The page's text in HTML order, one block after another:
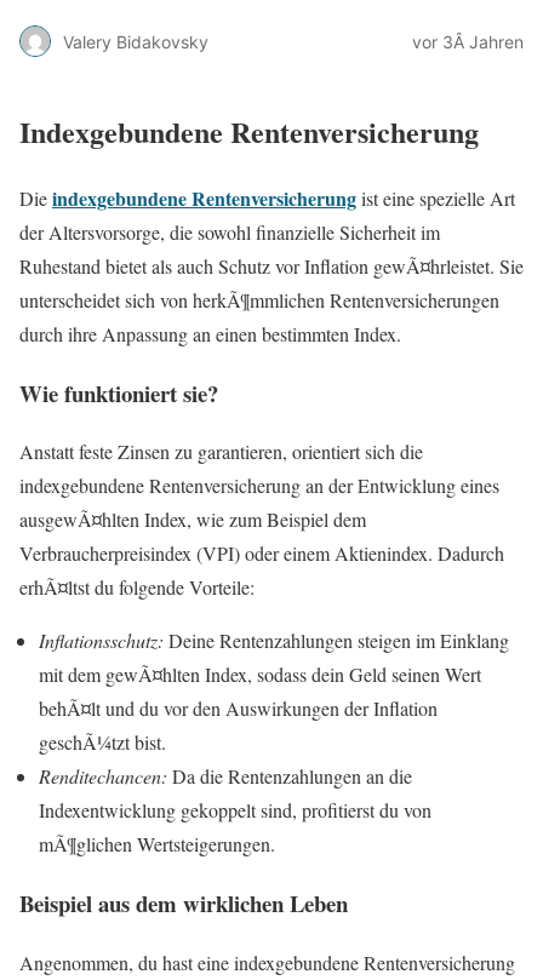
Valery Bidakovsky vor 3Â Jahren
Indexgebundene Rentenversicherung
Dieindexgebundene Rentenversicherungist eine spezielle Art
der Altersvorsorge, die sowohl finanzielle Sicherheit im
Ruhestand bietet als auch Schutz vor Inflation gewÃ¤hrleistet. Sie
unterscheidet sich von herkÃ¶mmlichen Rentenversicherungen
durch ihre Anpassung an einen bestimmten Index.
Wie funktioniert sie?
Anstatt feste Zinsen zu garantieren, orientiert sich die
indexgebundene Rentenversicherung an der Entwicklung eines
ausgewÃ¤hlten Index, wie zum Beispiel dem
Verbraucherpreisindex (VPI) oder einem Aktienindex. Dadurch
erhÃ¤ltst du folgende Vorteile:
Inflationsschutz: Deine Rentenzahlungen steigen im Einklang
mit dem gewÃ¤hlten Index, sodass dein Geld seinen Wert
behÃ¤lt und du vor den Auswirkungen der Inflation
geschÃ¼tzt bist.
Renditechancen: Da die Rentenzahlungen an die
Indexentwicklung gekoppelt sind, profitierst du von
mÃ¶glichen Wertsteigerungen.
Beispiel aus dem wirklichen Leben
Angenommen, du hast eine indexgebundene Rentenversicherung